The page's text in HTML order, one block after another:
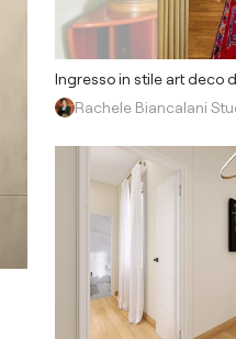
Ingresso in stile art deco
Rachele Biancalani